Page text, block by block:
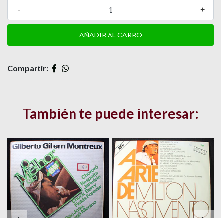
+
-
Compartir:
También te puede interesar: